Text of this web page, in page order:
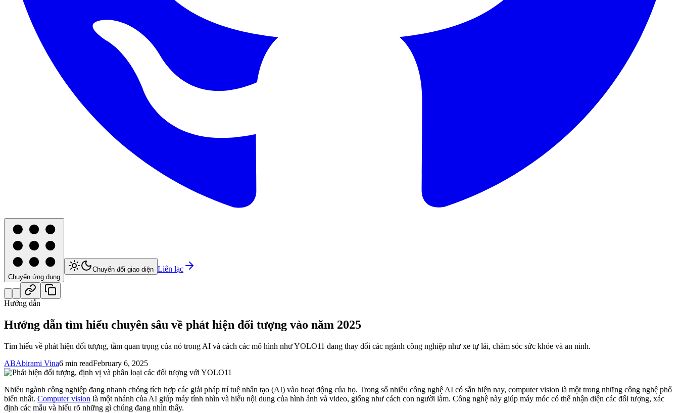
Chuyển ứng dụng
Chuyển đổi giao diện Liên lạc
Hướng dẫn
Hướng dẫn tìm hiểu chuyên sâu về phát hiện đối tượng vào năm 2025
Tìm hiểu về phát hiện đối tượng, tầm quan trọng của nó trong AI và cách các mô hình như YOLO11 đang thay đổi các ngành công nghiệp như xe tự lái, chăm sóc sức khỏe và an ninh.
ABAbirami Vina6 min readFebruary 6, 2025
Nhiều ngành công nghiệp đang nhanh chóng tích hợp các giải pháp trí tuệ nhân tạo (AI) vào hoạt động của họ. Trong số nhiều công nghệ AI có sẵn hiện nay, computer vision là một trong những công nghệ phổ
biến nhất. Computer vision là một nhánh của AI giúp máy tính nhìn và hiểu nội dung của hình ảnh và video, giống như cách con người làm. Công nghệ này giúp máy móc có thể nhận diện các đối tượng, xác
định các mẫu và hiểu rõ những gì chúng đang nhìn thấy.